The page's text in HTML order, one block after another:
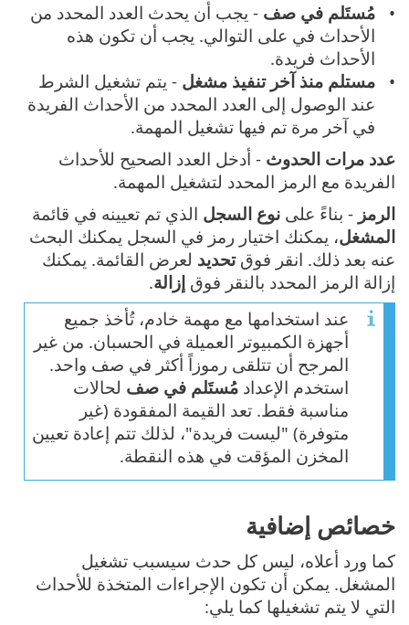
مُستَلم في صف- يجب أن يحدث العدد المحدد من
الأحداث في على التوالي. يجب أن تكون هذه
الأحداث فريدة.
مستلم منذ آخر تنفيذ مشغل - يتم تشغيل الشرط
عند الوصول إلى العدد المحدد من الأحداث الفريدة
في آخر مرة تم فيها تشغيل المهمة.
عدد مرات الحدوث - أدخل العدد الصحيح للأحداث
الفريدة مع الرمز المحدد لتشغيل المهمة.
الرمز - بناءً على نوع السجل الذي تم تعيينه في قائمة
المشغل، يمكنك اختيار رمز في السجل يمكنك البحث
عنه بعد ذلك. انقر فوقتحديد لعرض القائمة. يمكنك
إزالة الرمز المحدد بالنقر فوق إزالة.
عند استخدامها مع مهمة خادم، تُأخذ جميع
أجهزة الكمبيوتر العميلة في الحسبان. من غير
المرجح أن تتلقى رموزاً أكثر في صف واحد.
استخدم الإعداد مُستَلم في صف لحالات
مناسبة فقط. تعد القيمة المفقودة (غير
متوفرة) "ليست فريدة"، لذلك تتم إعادة تعيين
المخزن المؤقت في هذه النقطة.
خصائص إضافية
كما ورد أعلاه، ليس كل حدث سيسبب تشغيل
المشغل. يمكن أن تكون الإجراءات المتخذة للأحداث
التي لا يتم تشغيلها كما يلي: